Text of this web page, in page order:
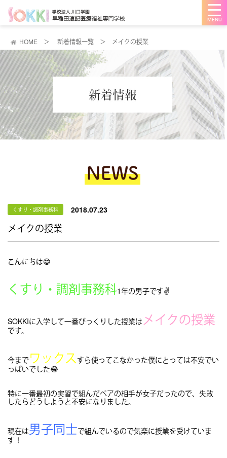
メ
ニ
ュ
ー
HOME ＞ 新着情報一覧 ＞ メイクの授業
くすり・調剤事務科 2018.07.23
メイクの授業
こんにちは😁
くすり・調剤事務科1年の男子です✌
SOKKIに入学して一番びっくりした授業は メイクの授業
です。
今までワックス すら使ってこなかった僕にとっては不安でい
っぱいでした😂
特に一番最初の実習で組んだペアの相手が女子だったので、失敗
したらどうしようと不安になりました。
現在は男子同士で組んでいるので気楽に授業を受けていま
す！